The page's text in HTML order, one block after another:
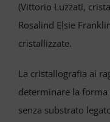
(Vittorio Luzzati,
Rosalind Elsie
cristallizzate.
La cristallografia ai
determinare la
senza substrato